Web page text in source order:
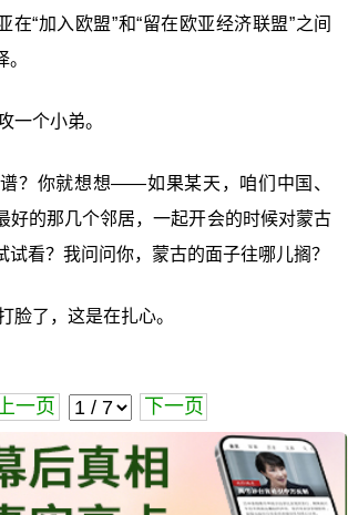
“加入欧盟”和“留在欧亚经济联盟”之间
一个小弟。
？你就想想——如果某天，咱们中国、
好的那几个邻居，一起开会的时候对蒙古
试看？我问问你，蒙古的面子往哪儿搁？
脸了，这是在扎心。
一页 下一页